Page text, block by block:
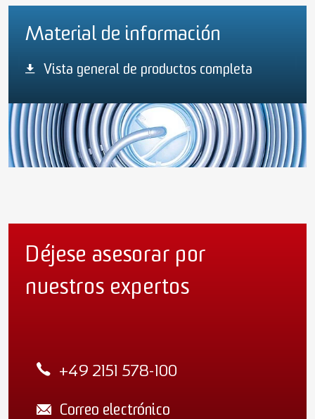
Material de información
Vista general de productos completa
Déjese asesorar por
nuestros expertos
+49 2151 578-100
Correo electrónico